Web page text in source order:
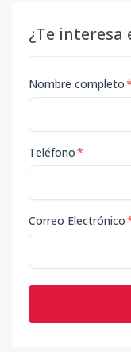
¿Te interesa
Nombre completo*
Teléfono*
Correo Electrónico